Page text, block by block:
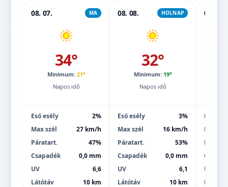
08. 07. MA
34°
Minimum: 21°
Napos idő
Eső esély
2%
Max szél
27 km/h
Páratart.
47%
Csapadék
0,0 mm
UV
6,6
Látótáv
10 km
08. 08. HOLNAP
32°
Minimum: 19°
Napos idő
Eső esély
3%
Max szél
16 km/h
Páratart.
53%
Csapadék
0,0 mm
UV
6,1
Látótáv
10 km
08. 09.
Eső
Max
UV
Látótáv